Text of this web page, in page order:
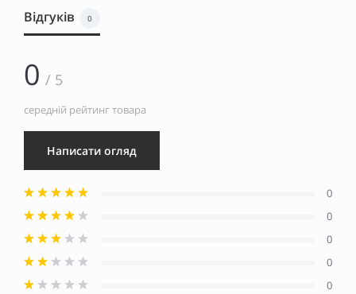
Відгуків 0
0 / 5
середній рейтинг товара
Написати огляд
0
0
0
0
0